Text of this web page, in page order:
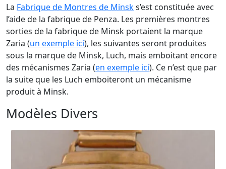
La Fabrique de Montres de Minsks’est constituée avec
l’aide de la fabrique de Penza. Les premières montres
sorties de la fabrique de Minsk portaient la marque
Zaria (un exemple ici), les suivantes seront produites
sous la marque de Minsk, Luch, mais emboitant encore
des mécanismes Zaria (en exemple ici). Ce n’est que par
la suite que les Luch emboiteront un mécanisme
produit à Minsk.
Modèles Divers